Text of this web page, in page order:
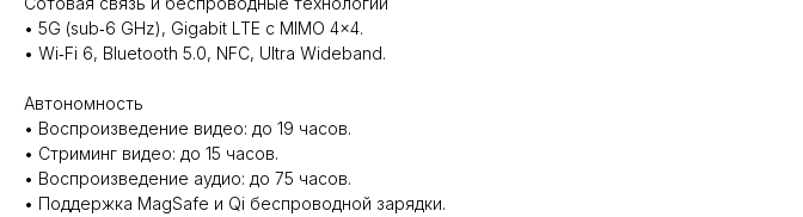
• 5G (sub‑6 GHz), Gigabit LTE с MIMO 4×4.
• Wi‑Fi 6, Bluetooth 5.0, NFC, Ultra Wideband.
Автономность
• Воспроизведение видео: до 19 часов.
• Стриминг видео: до 15 часов.
• Воспроизведение аудио: до 75 часов.
• Поддержка MagSafe и Qi беспроводной зарядки.